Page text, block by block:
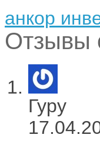
анкор
Отзывы
Гуру